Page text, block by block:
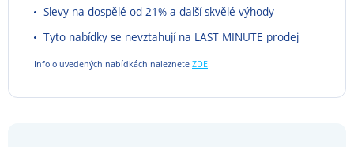
Slevy na dospělé od 21% a další skvělé výhody
Tyto nabídky se nevztahují na LAST MINUTE prodej
Info o uvedených nabídkách naleznete ZDE